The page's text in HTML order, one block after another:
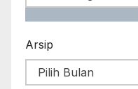
Arsip